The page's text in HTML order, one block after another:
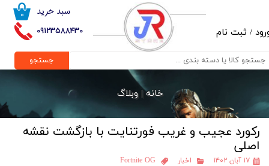
09123588430
۰ سبد خرید
/ ثبت نام
حساب کاربری من
تغییر گذر واژه
خروج از حساب کاربری
جستجو
خانه |وبلاگ
رکورد عجیب و غریب فورتنایت با بازگشت نقشه
اصلی
۱۷ آبان ۱۴۰۲ اخبار Fortnite OG